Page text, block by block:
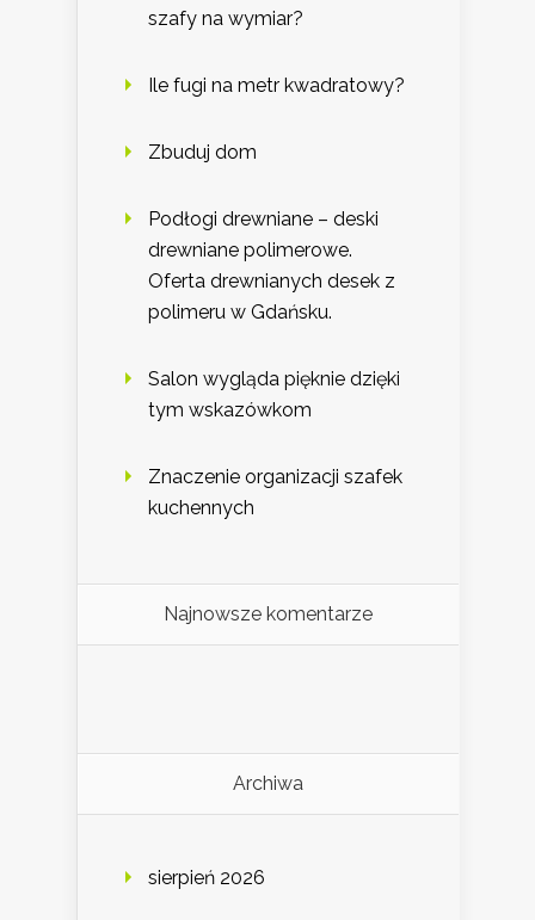
szafy na wymiar?
Ile fugi na metr kwadratowy?
Zbuduj dom
Podłogi drewniane – deski
drewniane polimerowe.
Oferta drewnianych desek z
polimeru w Gdańsku.
Salon wygląda pięknie dzięki
tym wskazówkom
Znaczenie organizacji szafek
kuchennych
Najnowsze komentarze
Archiwa
sierpień 2026